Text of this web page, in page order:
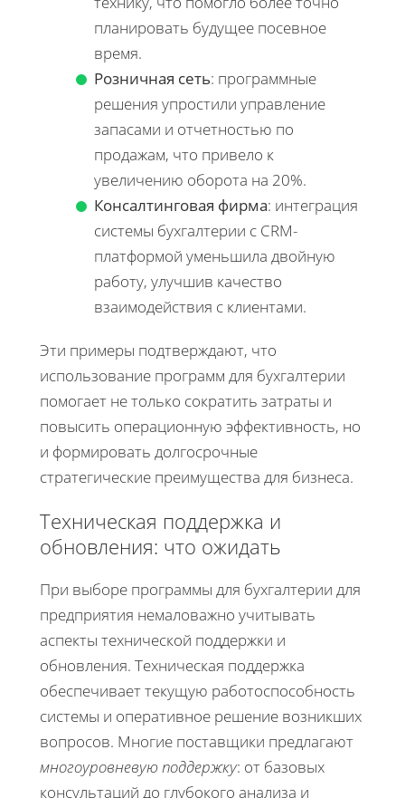
планировать будущее посевное
время.
Розничная сеть: программные
решения упростили управление
запасами и отчетностью по
продажам, что привело к
увеличению оборота на 20%.
Консалтинговая фирма: интеграция
системы бухгалтерии с CRM-
платформой уменьшила двойную
работу, улучшив качество
взаимодействия с клиентами.
Эти примеры подтверждают, что
использование программ для бухгалтерии
помогает не только сократить затраты и
повысить операционную эффективность, но
и формировать долгосрочные
стратегические преимущества для бизнеса.
Техническая поддержка и
обновления: что ожидать
При выборе программы для бухгалтерии для
предприятия немаловажно учитывать
аспекты технической поддержки и
обновления. Техническая поддержка
обеспечивает текущую работоспособность
системы и оперативное решение возникших
вопросов. Многие поставщики предлагают
многоуровневую поддержку: от базовых
консультаций до глубокого анализа и